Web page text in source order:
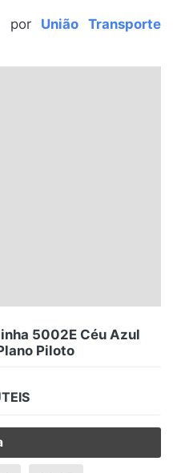
por União Transporte
5002E Céu Azul
Piloto